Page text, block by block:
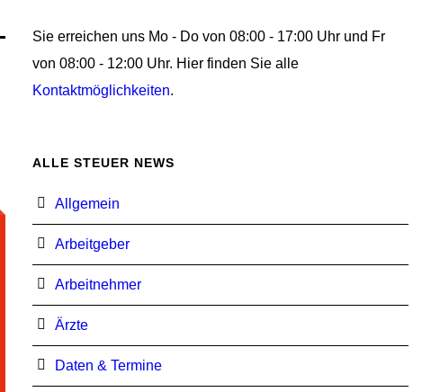
Sie erreichen uns Mo - Do von 08:00 - 17:00 Uhr und Fr
von 08:00 - 12:00 Uhr. Hier finden Sie alle
Kontaktmöglichkeiten.
ALLE STEUER NEWS
Allgemein
Arbeitgeber
Arbeitnehmer
Ärzte
Daten & Termine